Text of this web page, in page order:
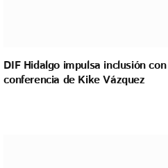
DIF Hidalgo impulsa inclusión con
conferencia de Kike Vázquez